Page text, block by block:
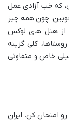
که خب آزادی عمل
چون همه چیز
از هتل های لوکس
کلی گزینه
خاص و متفاوتی
امتحان کن. ایران